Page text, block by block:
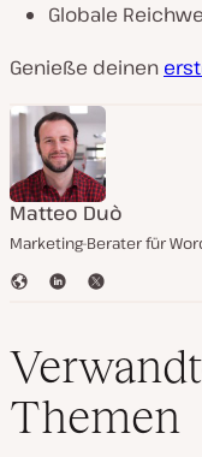
Globale
Genieße deinen
Matteo Duò
Marketing-Berater für
W
s
e
i
t
e
L
e
d
I
n
T
t
r
Themen